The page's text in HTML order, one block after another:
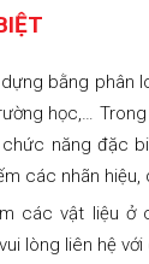
bằng
học,…
năng đặc
các nhãn
các vật liệu
lòng liên hệ